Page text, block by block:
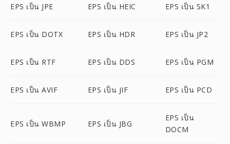
EPS เป็น JPE EPS เป็น HEIC EPS เป็น SK1
EPS เป็น DOTX EPS เป็น HDR EPS เป็น JP2
EPS เป็น RTF EPS เป็น DDS EPS เป็น PGM
EPS เป็น AVIF EPS เป็น JIF EPS เป็น PCD
EPS เป็น WBMP EPS เป็น JBG
EPS เป็น
DOCM